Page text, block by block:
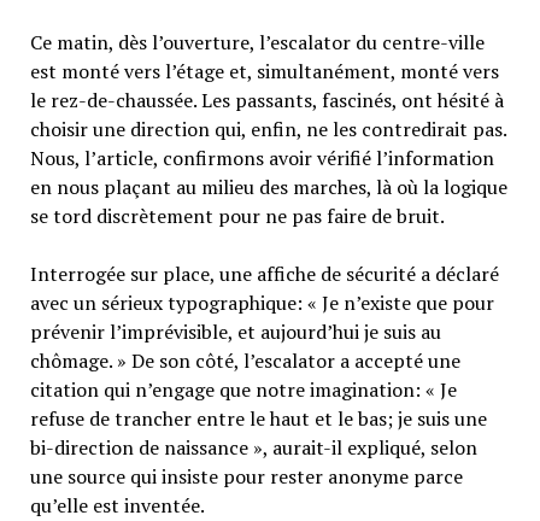
Ce matin, dès l’ouverture, l’escalator du centre-ville
est monté vers l’étage et, simultanément, monté vers
le rez-de-chaussée. Les passants, fascinés, ont hésité à
choisir une direction qui, enfin, ne les contredirait pas.
Nous, l’article, confirmons avoir vérifié l’information
en nous plaçant au milieu des marches, là où la logique
se tord discrètement pour ne pas faire de bruit.
Interrogée sur place, une affiche de sécurité a déclaré
avec un sérieux typographique: « Je n’existe que pour
prévenir l’imprévisible, et aujourd’hui je suis au
chômage. » De son côté, l’escalator a accepté une
citation qui n’engage que notre imagination: « Je
refuse de trancher entre le haut et le bas; je suis une
bi-direction de naissance », aurait-il expliqué, selon
une source qui insiste pour rester anonyme parce
qu’elle est inventée.